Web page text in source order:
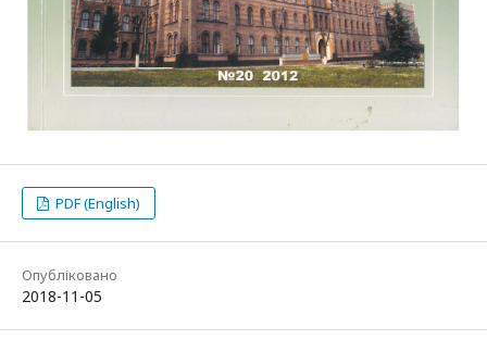
PDF (English)
Опубліковано
2018-11-05